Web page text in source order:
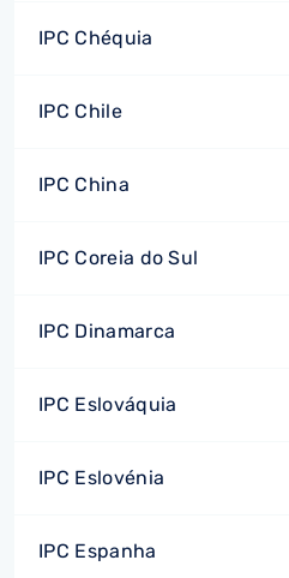
IPC Chéquia
IPC Chile
IPC China
IPC Coreia do Sul
IPC Dinamarca
IPC Eslováquia
IPC Eslovénia
IPC Espanha